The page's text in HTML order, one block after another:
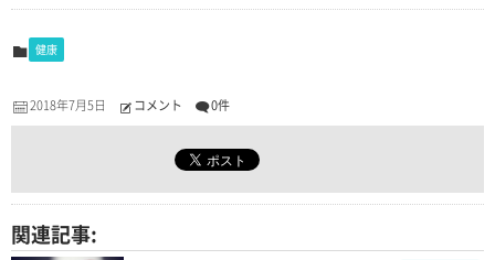
夫？
健康
2018年7月5日 コメント 0件
関連記事: